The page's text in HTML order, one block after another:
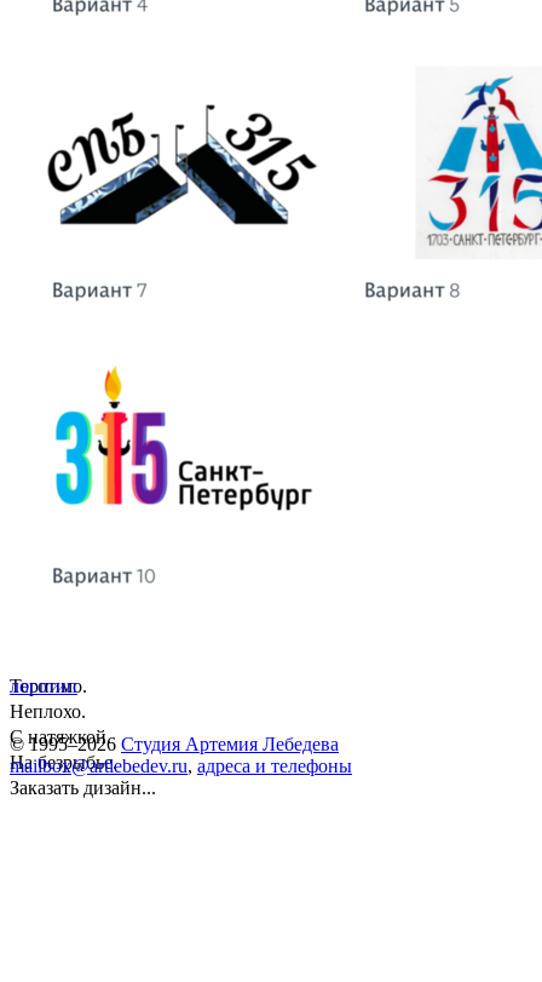
Терпимо.
Неплохо.
С натяжкой.
На безрыбье.
логотип
© 1995–2026 Студия Артемия Лебедева
mailbox@artlebedev.ru, адреса и телефоны
Заказать дизайн...